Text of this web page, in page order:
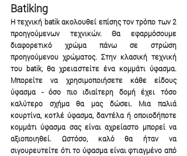
Batiking
Η τεχνική batik ακολουθεί επίσης τον τρόπο των 2
προηγούμενων τεχνικών. Θα εφαρμόσουμε
διαφορετικό χρώμα πάνω σε στρώση
προηγούμενου χρώματος. Στην κλασική τεχνική
του batik, θα χρειαστείτε ένα κομμάτι ύφασμα.
Μπορείτε να χρησιμοποιήσετε κάθε είδους
ύφασμα - όσο πιο ιδιαίτερη δομή έχει τόσο
καλύτερο σχήμα θα μας δώσει. Μια παλιά
κουρτίνα, κοτλέ ύφασμα, δαντέλα ή οποιοδήποτε
κομμάτι ύφασμα σας είναι αχρείαστο μπορεί να
αξιοποιηθεί. Ωστόσο, καλό θα ήταν να
σιγουρευτείτε ότι το ύφασμα είναι φτιαγμένο από